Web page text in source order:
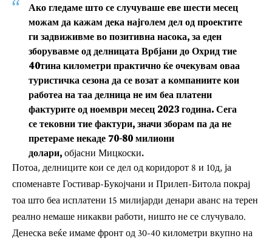
Ако гледаме што се случуваше еве шести месец
можам да кажам дека најголем дел од проектите
ги задвиживме во позитивна насока, за еден
зборувавме од делницата Врбјани до Охрид тие
40тина километри практично ќе очекувам оваа
туристичка сезона да се возат а компаниите кои
работеа на таа делница не им беа платени
фактурите од ноември месец 2023 година. Сега
се тековни тие фактури, значи зборам па да не
претераме некаде 70-80 милиони
долари,објасни Мицкоски.
Потоа, делниците кои се дел од коридорот 8 и 10д, ја
споменавте Гостивар-Букојчани и Прилеп-Битола покрај
тоа што беа исплатени 15 милијарди денари аванс на терен
реално немаше никакви работи, ништо не се случувало.
Денеска веќе имаме фронт од 30-40 километри вкупно на